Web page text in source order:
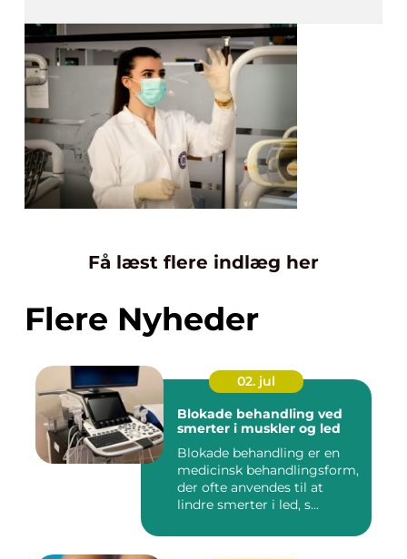
Få læst flere indlæg her
Flere Nyheder
02. jul
Blokade behandling ved
smerter i muskler og led
Blokade behandling er en
medicinsk behandlingsform,
der ofte anvendes til at
lindre smerter i led, s...